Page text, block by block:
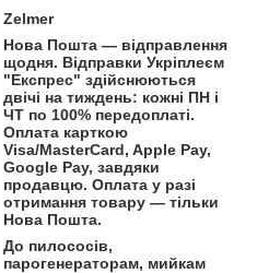
Zelmer
Нова Пошта — відправлення
щодня. Відправки Укріплеєм
"Експрес" здійснюються
двічі на тиждень: кожні ПН і
ЧТ по 100% передоплаті.
Оплата карткою
Visa/MasterCard, Apple Pay,
Google Pay, завдяки
продавцю. Оплата у разі
отримання товару — тільки
Нова Пошта.
До пилососів,
парогенераторам, мийкам